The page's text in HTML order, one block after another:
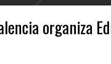
organiza